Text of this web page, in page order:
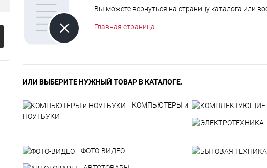
Вы можете вернуться на страницу каталога или
Главная страница
ИЛИ ВЫБЕРИТЕ НУЖНЫЙ ТОВАР В КАТАЛОГЕ.
КОМПЬЮТЕРЫ и
НОУТБУКИ
ФОТО-ВИДЕО